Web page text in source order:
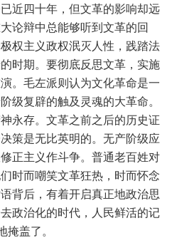
近四十年，但文革的影响却远
论辩中总能够听到文革的回
权主义政权泯灭人性，践踏法
时期。要彻底反思文革，实施
。毛左派则认为文化革命是一
级复辟的触及灵魂的大革命。
永存。文革之前之后的历史证
策是无比英明的。无产阶级应
正主义作斗争。普通老百姓对
时而嘲笑文革狂热，时而怀念
背后，有着开启真正地政治思
政治化的时代，人民鲜活的记
掩盖了。